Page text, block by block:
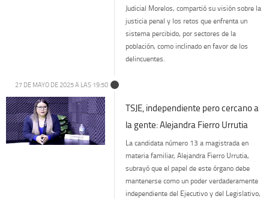
Judicial Morelos, compartió su visión sobre la
justicia penal y los retos que enfrenta un
sistema percibido, por sectores de la
población, como inclinado en favor de los
delincuentes.
27 DE MAYO DE 2025 A LAS 19:50
TSJE, independiente pero cercano a
la gente: Alejandra Fierro Urrutia
La candidata número 13 a magistrada en
materia familiar, Alejandra Fierro Urrutia,
subrayó que el papel de este órgano debe
mantenerse como un poder verdaderamente
independiente del Ejecutivo y del Legislativo,